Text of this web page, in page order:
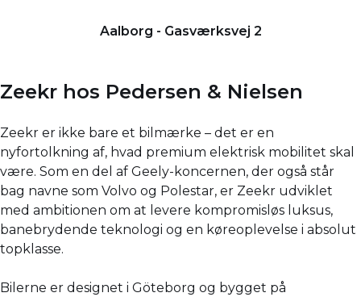
Aalborg - Gasværksvej 2
Zeekr hos Pedersen & Nielsen
Zeekr er ikke bare et bilmærke – det er en
nyfortolkning af, hvad premium elektrisk mobilitet skal
være. Som en del af Geely-koncernen, der også står
bag navne som Volvo og Polestar, er Zeekr udviklet
med ambitionen om at levere kompromisløs luksus,
banebrydende teknologi og en køreoplevelse i absolut
topklasse.
Bilerne er designet i Göteborg og bygget på